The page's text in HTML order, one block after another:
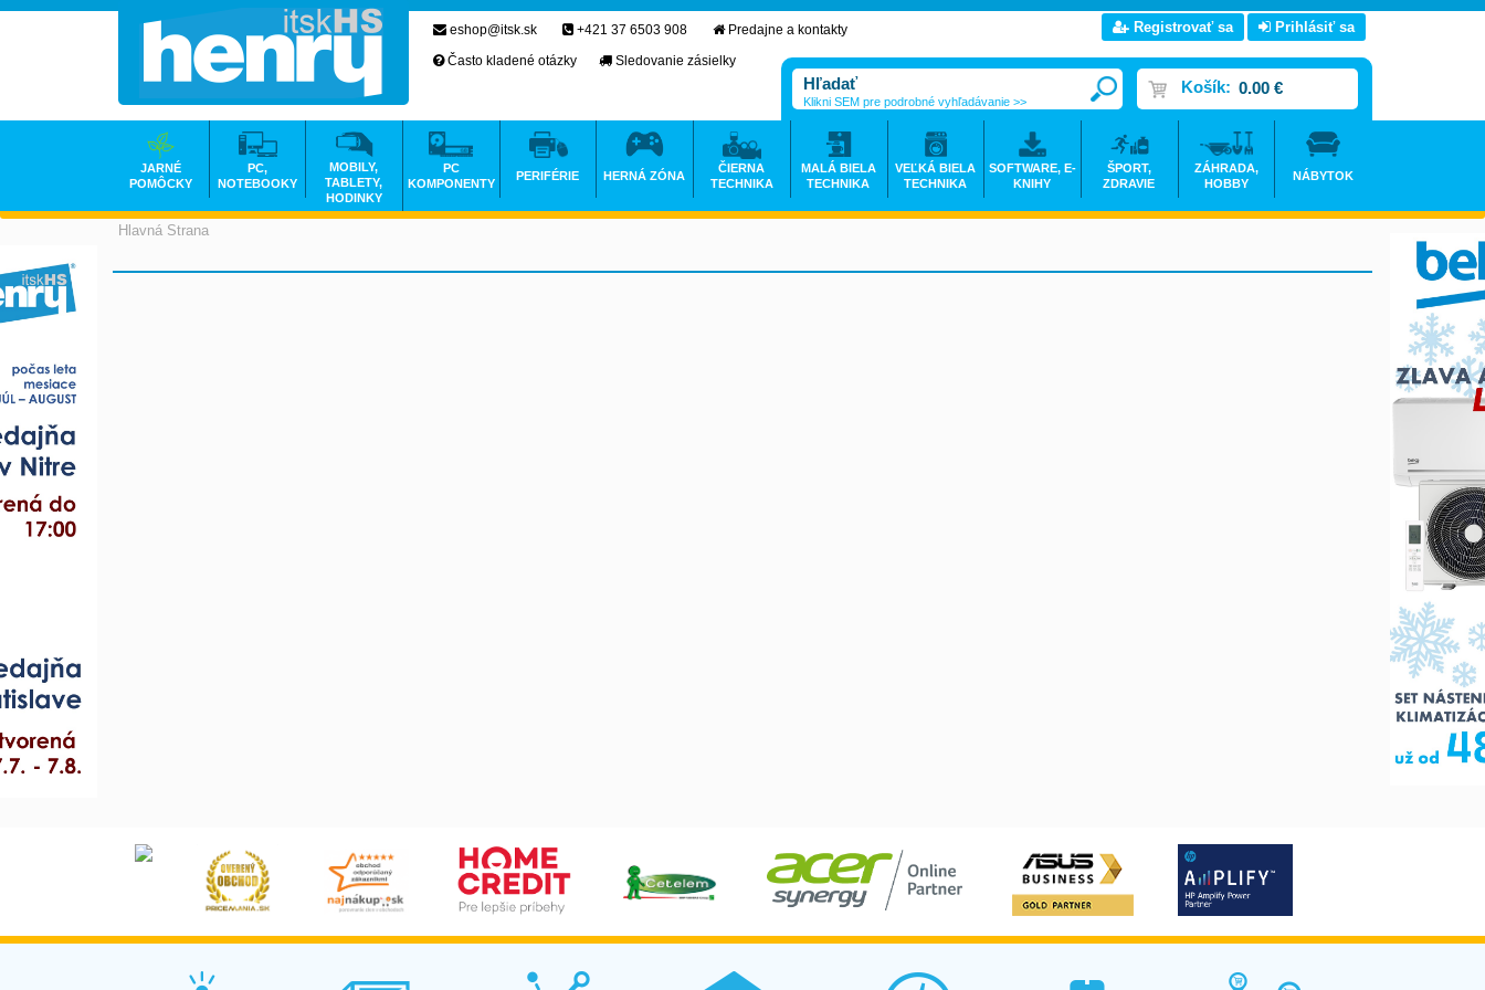
Hlavná Strana
eshop@itsk.sk +421 37 6503 908
Predajne a kontakty
Často kladené otázky
Sledovanie zásielky
Registrovať sa Prihlásiť sa
Košík: 0.00 €
Klikni SEM pre podrobné vyhľadávanie >>
JARNÉ
POMÔCKY
PC,
NOTEBOOKY
MOBILY,
TABLETY,
HODINKY
PC
KOMPONENTY
PERIFÉRIE HERNÁ ZÓNA
ČIERNA
TECHNIKA
MALÁ BIELA
TECHNIKA
VEĽKÁ BIELA
TECHNIKA
SOFTWARE, E-
KNIHY
ŠPORT,
ZDRAVIE
ZÁHRADA,
HOBBY
NÁBYTOK